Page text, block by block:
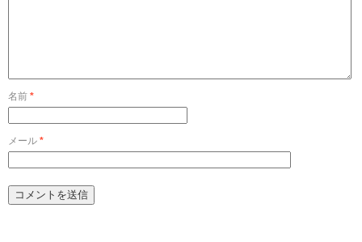
名前 *
メール *